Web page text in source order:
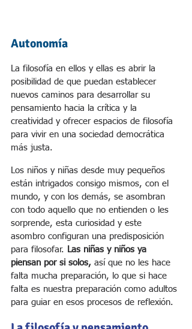
Autonomía
La filosofía en ellos y ellas es abrir la
posibilidad de que puedan establecer
nuevos caminos para desarrollar su
pensamiento hacia la crítica y la
creatividad y ofrecer espacios de filosofía
para vivir en una sociedad democrática
más justa.
Los niños y niñas desde muy pequeños
están intrigados consigo mismos, con el
mundo, y con los demás, se asombran
con todo aquello que no entienden o les
sorprende, esta curiosidad y este
asombro configuran una predisposición
para filosofar. Las niñas y niños ya
piensan por si solos, así que no les hace
falta mucha preparación, lo que si hace
falta es nuestra preparación como adultos
para guiar en esos procesos de reflexión.